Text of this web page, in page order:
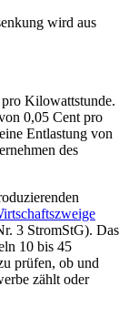
wird aus
Kilowattstunde.
0,05 Cent pro
Entlastung von
des
3 StromStG). Das
10 bis 45
prüfen, ob und
zählt oder